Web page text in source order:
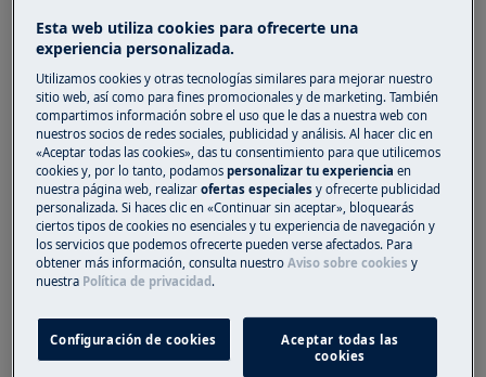
Solución
Es normal que el dispensador de detergente
no se abra totalmente.
El dispensador de detergente se abre durante el
ciclo de lavado, pero no por completo ya que
entra en contacto con el cesto superior del
lavavajillas.
¿Le ha resultado útil este artículo?
Esta web utiliza cookies para ofrecerte una
experiencia personalizada.
Utilizamos cookies y otras tecnologías similares para mejorar nuestro
sitio web, así como para fines promocionales y de marketing. También
compartimos información sobre el uso que le das a nuestra web con
nuestros socios de redes sociales, publicidad y análisis. Al hacer clic en
«Aceptar todas las cookies», das tu consentimiento para que utilicemos
cookies y, por lo tanto, podamospersonalizar tu experienciaen
nuestra página web, realizarofertas especiales y ofrecerte publicidad
personalizada. Si haces clic en «Continuar sin aceptar», bloquearás
ciertos tipos de cookies no esenciales y tu experiencia de navegación y
los servicios que podemos ofrecerte pueden verse afectados. Para
obtener más información, consulta nuestroAviso sobre cookies y
nuestra Política de privacidad.
Configuración de cookies
Aceptar todas las
cookies